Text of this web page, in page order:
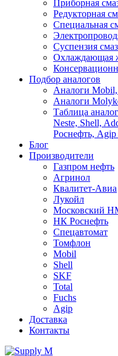
Приборная
Редукторная
Специальная
Суспензия
Охлаждающая
Подбор аналогов
Аналоги
Аналоги
Таблица
Neste, Shell,
Роснефть, Agip
Блог
Производители
Газпром нефть
Агринол
Квалитет-Авиа
Лукойл
Московский
НК Роснефть
Спецавтомат
Томфлон
Mobil
Shell
SKF
Total
Fuchs
Agip
Доставка
Контакты